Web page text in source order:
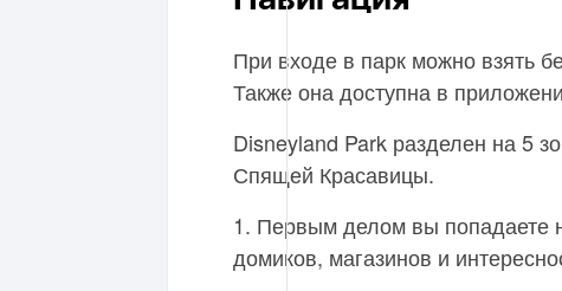
При входе в парк можно взять
Также она доступна в
Disneyland Park разделен на 5
Спящей Красавицы.
1. Первым делом вы попадаете
домиков, магазинов и